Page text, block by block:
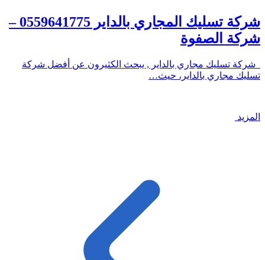
شركة تسليك المجاري بالداير 0559641775 –
شركة الصفوة
شركة تسليك مجاري بالداير , يبحث الكثيرون عن أفضل شركة
تسليك مجاري بالداير، حيث…
المزيد